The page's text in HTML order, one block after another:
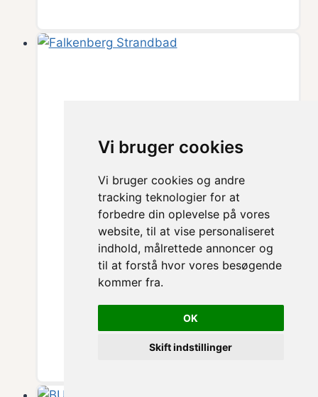
Vi bruger cookies
Vi bruger cookies og andre
tracking teknologier for at
forbedre din oplevelse på vores
website, til at vise personaliseret
indhold, målrettede annoncer og
til at forstå hvor vores besøgende
kommer fra.
OK
Skift indstillinger
Falkenberg Strandbad